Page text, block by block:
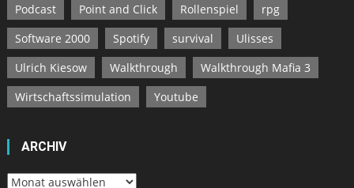
Podcast
Point and Click Rollenspiel
rpg
Software 2000
Spotify survival
Ulisses
Ulrich Kiesow
Walkthrough
Walkthrough Mafia 3
Wirtschaftssimulation
Youtube
ARCHIV
Archiv